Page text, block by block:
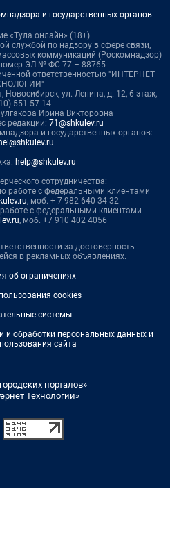
и государственных органов
«Тула онлайн» (18+)
службой по надзору в сфере связи,
коммуникаций (Роскомнадзор)
ЭЛ № ФС 77 – 88765
ответственностью "ИНТЕРНЕТ
Новосибирск, ул. Ленина, д. 12, 6 этаж,
551-57-14
Ирина Викторовна
редакции: 71@shkulev.ru
и государственных органов:
.
help@shkulev.ru
сотрудничества:
работе с федеральными клиентами
, моб. + 7 982 640 34 32
с федеральными клиентами
, моб. +7 910 402 4056
за достоверность
в рекламных объявлениях.
об ограничениях
cookies
системы
и обработки персональных данных и
сайта
порталов»
Технологии»